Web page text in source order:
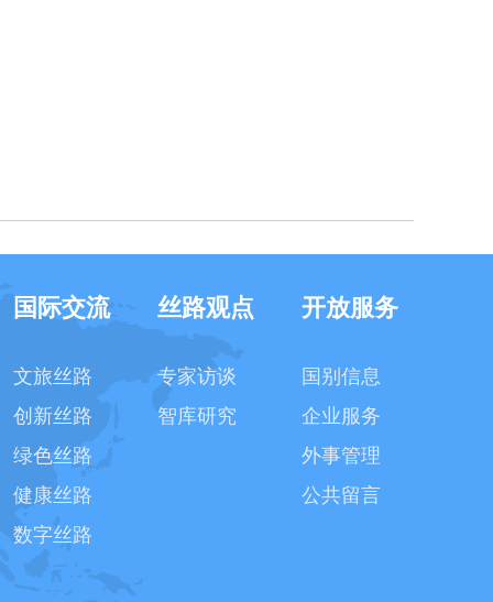
国际交流
文旅丝路
创新丝路
绿色丝路
健康丝路
数字丝路
丝路观点
专家访谈
智库研究
开放服务
国别信息
企业服务
外事管理
公共留言